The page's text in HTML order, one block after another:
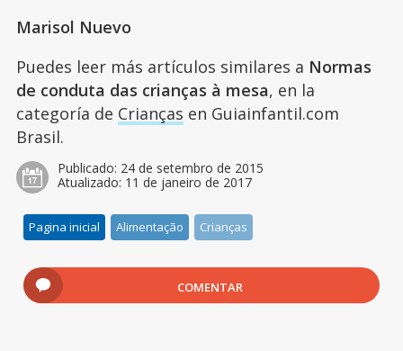
Marisol Nuevo
Puedes leer más artículos similares a Normas
de conduta das crianças à mesa, en la
categoría de Crianças en Guiainfantil.com
Brasil.
Publicado: 24 de setembro de 2015
Atualizado: 11 de janeiro de 2017
Pagina inicial Alimentação Crianças
COMENTAR